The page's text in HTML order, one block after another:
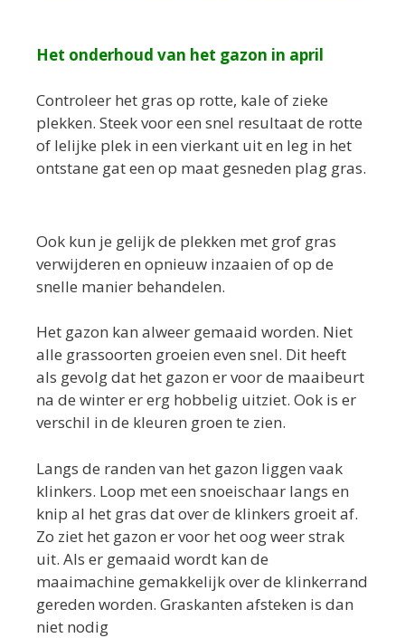
Het onderhoud van het gazon in april
Controleer het gras op rotte, kale of zieke
plekken. Steek voor een snel resultaat de rotte
of lelijke plek in een vierkant uit en leg in het
ontstane gat een op maat gesneden plag gras.
Ook kun je gelijk de plekken met grof gras
verwijderen en opnieuw inzaaien of op de
snelle manier behandelen.
Het gazon kan alweer gemaaid worden. Niet
alle grassoorten groeien even snel. Dit heeft
als gevolg dat het gazon er voor de maaibeurt
na de winter er erg hobbelig uitziet. Ook is er
verschil in de kleuren groen te zien.
Langs de randen van het gazon liggen vaak
klinkers. Loop met een snoeischaar langs en
knip al het gras dat over de klinkers groeit af.
Zo ziet het gazon er voor het oog weer strak
uit. Als er gemaaid wordt kan de
maaimachine gemakkelijk over de klinkerrand
gereden worden. Graskanten afsteken is dan
niet nodig